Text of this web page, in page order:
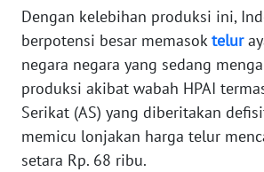
Dengan kelebihan produksi ini,
berpotensi besar memasoktelur
negara negara yang sedang
produksi akibat wabah HPAI
Serikat (AS) yang diberitakan
memicu lonjakan harga telur
setara Rp. 68 ribu.
INDEKS
BERITA
KONTAK
KAMI
INFO
IKLAN